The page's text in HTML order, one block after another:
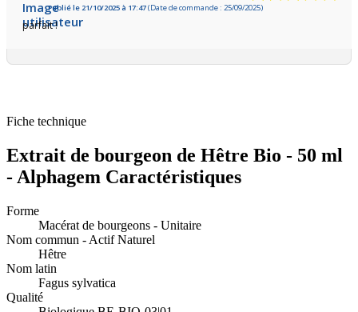
Publié le 21/10/2025 à 17:47(Date de commande : 25/09/2025)
parfait !
Fiche technique
Extrait de bourgeon de Hêtre Bio - 50 ml
- Alphagem Caractéristiques
Forme
Macérat de bourgeons - Unitaire
Nom commun - Actif Naturel
Hêtre
Nom latin
Fagus sylvatica
Qualité